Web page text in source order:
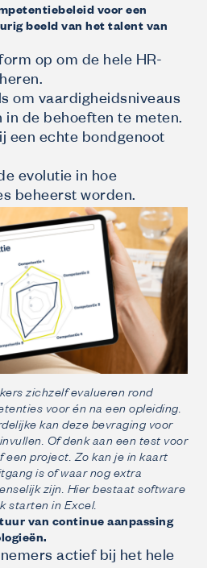
voor een
beeld van het talent van
op om de hele HR-
om vaardigheidsniveaus
in de behoeften te meten.
een echte bondgenoot
evolutie in hoe
beheerst worden.
zichzelf evalueren rond
voor én na een opleiding.
kan deze bevraging voor
Of denk aan een test voor
een project. Zo kan je in kaart
is of waar nog extra
zijn. Hier bestaat software
starten in Excel.
van continue aanpassing
actief bij het hele